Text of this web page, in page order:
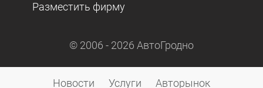
Разместить фирму
© 2006 - 2026 АвтоГродно
Новости Услуги Авторынок